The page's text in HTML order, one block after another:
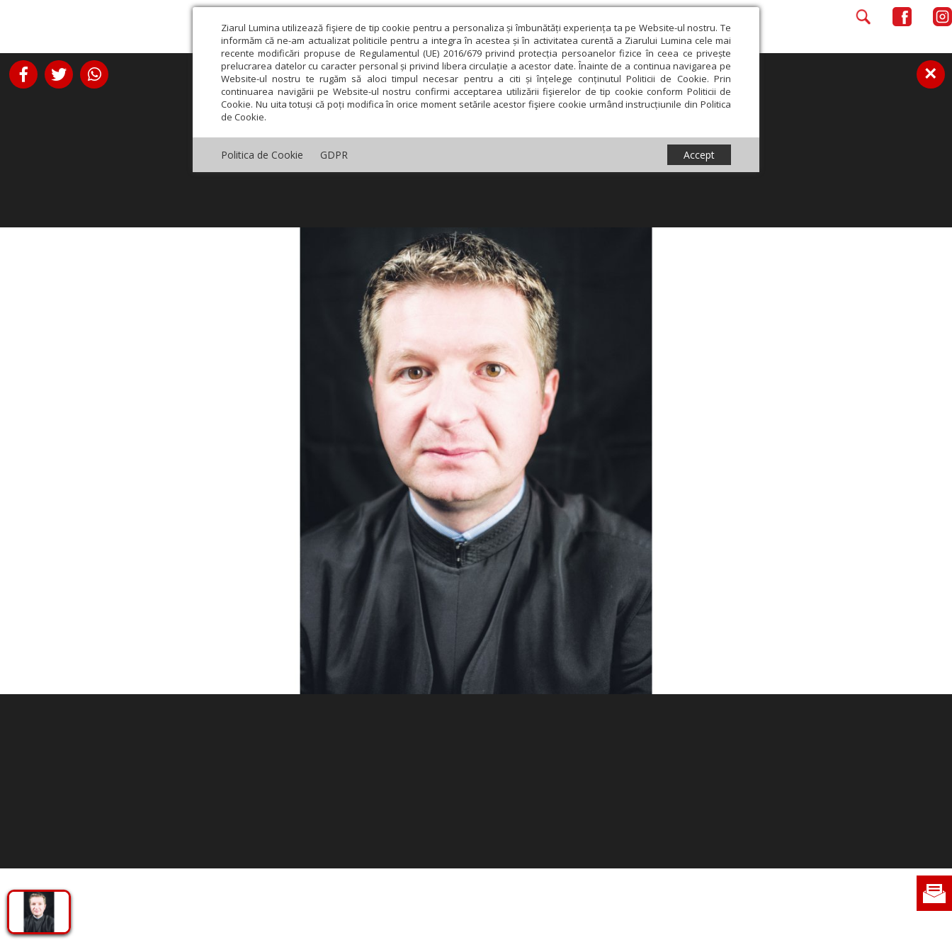
Ziarul Lumina utilizează fişiere de tip cookie pentru a personaliza și îmbunătăți experiența ta pe Website-ul nostru. Te
informăm că ne-am actualizat politicile pentru a integra în acestea și în activitatea curentă a Ziarului Lumina cele mai
recente modificări propuse de Regulamentul (UE) 2016/679 privind protecția persoanelor fizice în ceea ce privește
prelucrarea datelor cu caracter personal și privind libera circulație a acestor date. Înainte de a continua navigarea pe
Website-ul nostru te rugăm să aloci timpul necesar pentru a citi și înțelege conținutul Politicii de Cookie. Prin
continuarea navigării pe Website-ul nostru confirmi acceptarea utilizării fişierelor de tip cookie conform Politicii de
Cookie. Nu uita totuși că poți modifica în orice moment setările acestor fişiere cookie urmând instrucțiunile din Politica
de Cookie.
Politica de Cookie GDPR Accept
×